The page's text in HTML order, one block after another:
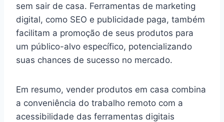
sem sair de casa. Ferramentas de marketing
digital, como SEO e publicidade paga, também
facilitam a promoção de seus produtos para
um público-alvo específico, potencializando
suas chances de sucesso no mercado.
Em resumo, vender produtos em casa combina
a conveniência do trabalho remoto com a
acessibilidade das ferramentas digitais